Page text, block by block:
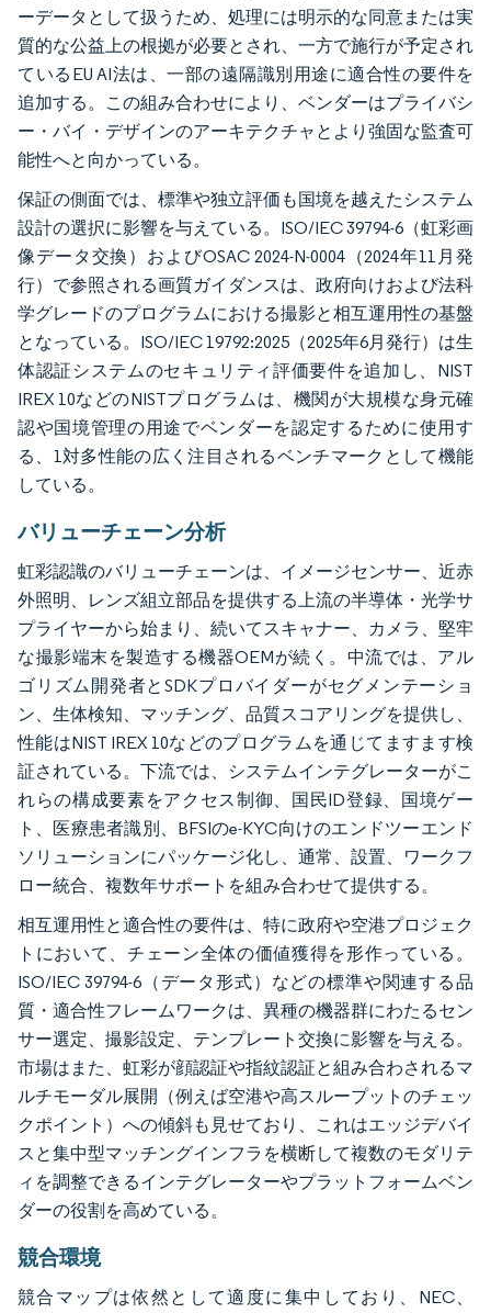
ーデータとして扱うため、処理には明示的な同意または実
質的な公益上の根拠が必要とされ、一方で施行が予定され
ているEU AI法は、一部の遠隔識別用途に適合性の要件を
追加する。この組み合わせにより、ベンダーはプライバシ
ー・バイ・デザインのアーキテクチャとより強固な監査可
能性へと向かっている。
保証の側面では、標準や独立評価も国境を越えたシステム
設計の選択に影響を与えている。ISO/IEC 39794-6（虹彩画
像データ交換）およびOSAC 2024-N-0004（2024年11月発
行）で参照される画質ガイダンスは、政府向けおよび法科
学グレードのプログラムにおける撮影と相互運用性の基盤
となっている。ISO/IEC 19792:2025（2025年6月発行）は生
体認証システムのセキュリティ評価要件を追加し、NIST
IREX 10などのNISTプログラムは、機関が大規模な身元確
認や国境管理の用途でベンダーを認定するために使用す
る、1対多性能の広く注目されるベンチマークとして機能
している。
バリューチェーン分析
虹彩認識のバリューチェーンは、イメージセンサー、近赤
外照明、レンズ組立部品を提供する上流の半導体・光学サ
プライヤーから始まり、続いてスキャナー、カメラ、堅牢
な撮影端末を製造する機器OEMが続く。中流では、アル
ゴリズム開発者とSDKプロバイダーがセグメンテーショ
ン、生体検知、マッチング、品質スコアリングを提供し、
性能はNIST IREX 10などのプログラムを通じてますます検
証されている。下流では、システムインテグレーターがこ
れらの構成要素をアクセス制御、国民ID登録、国境ゲー
ト、医療患者識別、BFSIのe-KYC向けのエンドツーエンド
ソリューションにパッケージ化し、通常、設置、ワークフ
ロー統合、複数年サポートを組み合わせて提供する。
相互運用性と適合性の要件は、特に政府や空港プロジェク
トにおいて、チェーン全体の価値獲得を形作っている。
ISO/IEC 39794-6（データ形式）などの標準や関連する品
質・適合性フレームワークは、異種の機器群にわたるセン
サー選定、撮影設定、テンプレート交換に影響を与える。
市場はまた、虹彩が顔認証や指紋認証と組み合わされるマ
ルチモーダル展開（例えば空港や高スループットのチェッ
クポイント）への傾斜も見せており、これはエッジデバイ
スと集中型マッチングインフラを横断して複数のモダリテ
ィを調整できるインテグレーターやプラットフォームベン
ダーの役割を高めている。
競合環境
競合マップは依然として適度に集中しており、NEC、